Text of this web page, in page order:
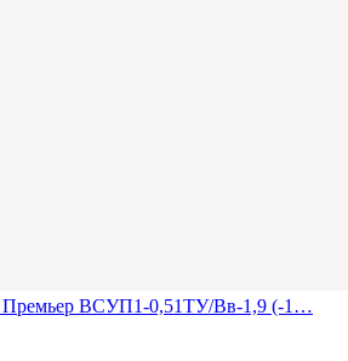
Премьер ВСУП1-0,51ТУ/Вв-1,9 (-1…